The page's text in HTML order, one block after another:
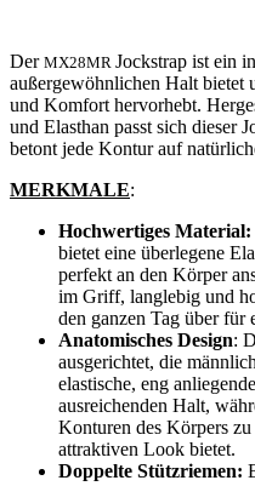
Der MX28MR Jockstrap ist ein
außergewöhnlichen Halt bietet
und Komfort hervorhebt.
und Elasthan passt sich dieser
betont jede Kontur auf
MERKMALE:
Hochwertiges Material:
bietet eine überlegene
perfekt an den Körper
im Griff, langlebig und
den ganzen Tag über für
Anatomisches Design:
ausgerichtet, die
elastische, eng
ausreichenden Halt,
Konturen des Körpers
attraktiven Look bietet.
Doppelte Stützriemen: